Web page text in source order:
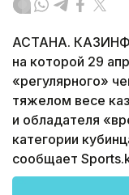
АСТАНА.
на которой 29
«регулярного»
тяжелом весе
и обладателя
категории
сообщает